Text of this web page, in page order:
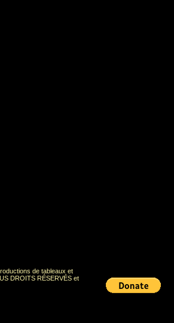
de tableaux et
DROITS RÉSERVÉS et